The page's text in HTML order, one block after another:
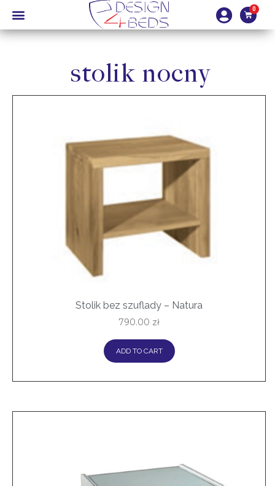
stolik nocny
Stolik bez szuflady – Natura
790.00 zł
ADD TO CART